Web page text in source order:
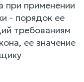
при применении
- порядок ее
требованиям
ее значение